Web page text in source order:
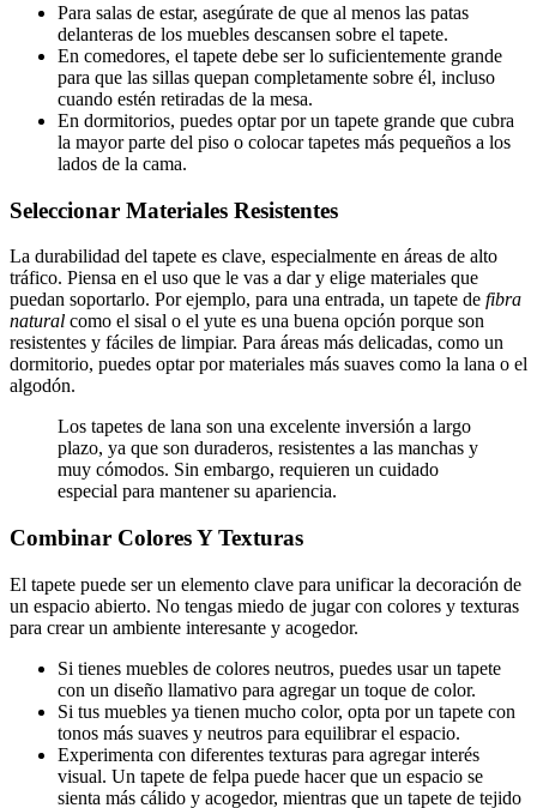
Para salas de estar, asegúrate de que al menos las patas
delanteras de los muebles descansen sobre el tapete.
En comedores, el tapete debe ser lo suficientemente grande
para que las sillas quepan completamente sobre él, incluso
cuando estén retiradas de la mesa.
En dormitorios, puedes optar por un tapete grande que cubra
la mayor parte del piso o colocar tapetes más pequeños a los
lados de la cama.
Seleccionar Materiales Resistentes
La durabilidad del tapete es clave, especialmente en áreas de alto
tráfico. Piensa en el uso que le vas a dar y elige materiales que
puedan soportarlo. Por ejemplo, para una entrada, un tapete de fibra
natural como el sisal o el yute es una buena opción porque son
resistentes y fáciles de limpiar. Para áreas más delicadas, como un
dormitorio, puedes optar por materiales más suaves como la lana o el
algodón.
Los tapetes de lana son una excelente inversión a largo
plazo, ya que son duraderos, resistentes a las manchas y
muy cómodos. Sin embargo, requieren un cuidado
especial para mantener su apariencia.
Combinar Colores Y Texturas
El tapete puede ser un elemento clave para unificar la decoración de
un espacio abierto. No tengas miedo de jugar con colores y texturas
para crear un ambiente interesante y acogedor.
Si tienes muebles de colores neutros, puedes usar un tapete
con un diseño llamativo para agregar un toque de color.
Si tus muebles ya tienen mucho color, opta por un tapete con
tonos más suaves y neutros para equilibrar el espacio.
Experimenta con diferentes texturas para agregar interés
visual. Un tapete de felpa puede hacer que un espacio se
sienta más cálido y acogedor, mientras que un tapete de tejido